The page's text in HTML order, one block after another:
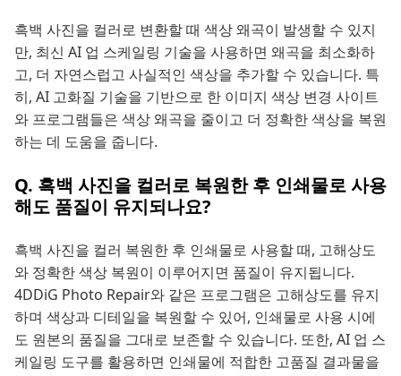
흑백 사진을 컬러로 변환할 때 색상 왜곡이 발생할 수 있지
만, 최신 AI 업 스케일링 기술을 사용하면 왜곡을 최소화하
고, 더 자연스럽고 사실적인 색상을 추가할 수 있습니다. 특
히, AI 고화질 기술을 기반으로 한 이미지 색상 변경 사이트
와 프로그램들은 색상 왜곡을 줄이고 더 정확한 색상을 복원
하는 데 도움을 줍니다.
Q. 흑백 사진을 컬러로 복원한 후 인쇄물로 사용
해도 품질이 유지되나요?
흑백 사진을 컬러 복원한 후 인쇄물로 사용할 때, 고해상도
와 정확한 색상 복원이 이루어지면 품질이 유지됩니다.
4DDiG Photo Repair와 같은 프로그램은 고해상도를 유지
하며 색상과 디테일을 복원할 수 있어, 인쇄물로 사용 시에
도 원본의 품질을 그대로 보존할 수 있습니다. 또한, AI 업 스
케일링 도구를 활용하면 인쇄물에 적합한 고품질 결과물을